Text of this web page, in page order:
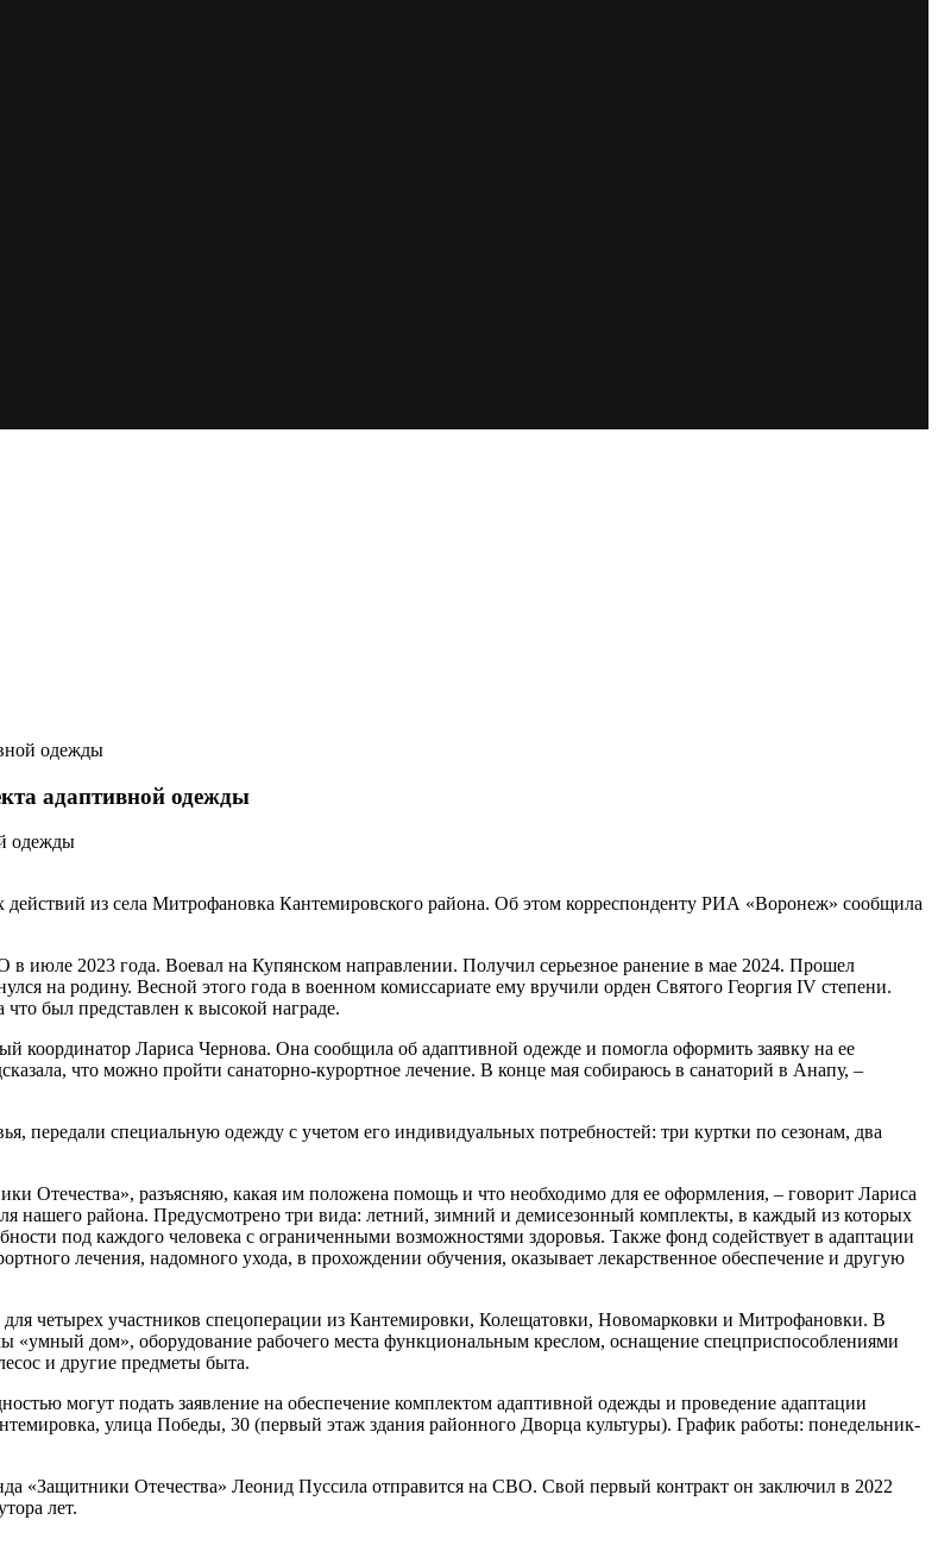
одежды
адаптивной одежды
из села Митрофановка Кантемировского района. Об этом корреспонденту РИА «Воронеж» сообщила
июле 2023 года. Воевал на Купянском направлении. Получил серьезное ранение в мае 2024. Прошел
на родину. Весной этого года в военном комиссариате ему вручили орден Святого Георгия IV степени.
был представлен к высокой награде.
координатор Лариса Чернова. Она сообщила об адаптивной одежде и помогла оформить заявку на ее
что можно пройти санаторно-курортное лечение. В конце мая собираюсь в санаторий в Анапу, –
передали специальную одежду с учетом его индивидуальных потребностей: три куртки по сезонам, два
Отечества», разъясняю, какая им положена помощь и что необходимо для ее оформления, – говорит Лариса
нашего района. Предусмотрено три вида: летний, зимний и демисезонный комплекты, в каждый из которых
под каждого человека с ограниченными возможностями здоровья. Также фонд содействует в адаптации
лечения, надомного ухода, в прохождении обучения, оказывает лекарственное обеспечение и другую
четырех участников спецоперации из Кантемировки, Колещатовки, Новомарковки и Митрофановки. В
«умный дом», оборудование рабочего места функциональным креслом, оснащение спецприспособлениями
и другие предметы быта.
могут подать заявление на обеспечение комплектом адаптивной одежды и проведение адаптации
улица Победы, 30 (первый этаж здания районного Дворца культуры). График работы: понедельник-
«Защитники Отечества» Леонид Пуссила отправится на СВО. Свой первый контракт он заключил в 2022
лет.